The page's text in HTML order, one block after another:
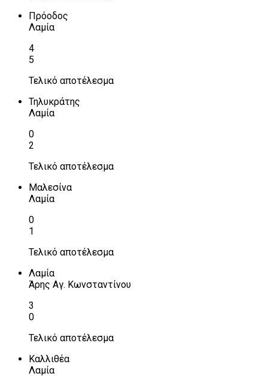
Πρόοδος
Λαμία
4
5
Τελικό αποτέλεσμα
Τηλυκράτης
Λαμία
0
2
Τελικό αποτέλεσμα
Μαλεσίνα
Λαμία
0
1
Τελικό αποτέλεσμα
Λαμία
Άρης Αγ. Κωνσταντίνου
3
0
Τελικό αποτέλεσμα
Καλλιθέα
Λαμία